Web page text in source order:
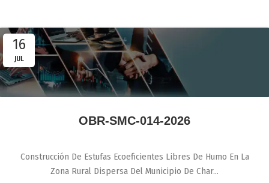
16
JUL
OBR-SMC-014-2026
Construcción De Estufas Ecoeficientes Libres De Humo En La
Zona Rural Dispersa Del Municipio De Char...